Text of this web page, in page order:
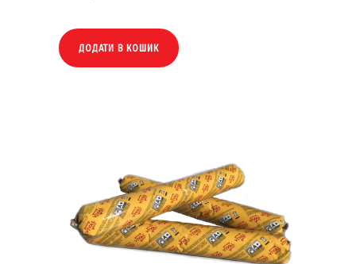
ДОДАТИ В КОШИК